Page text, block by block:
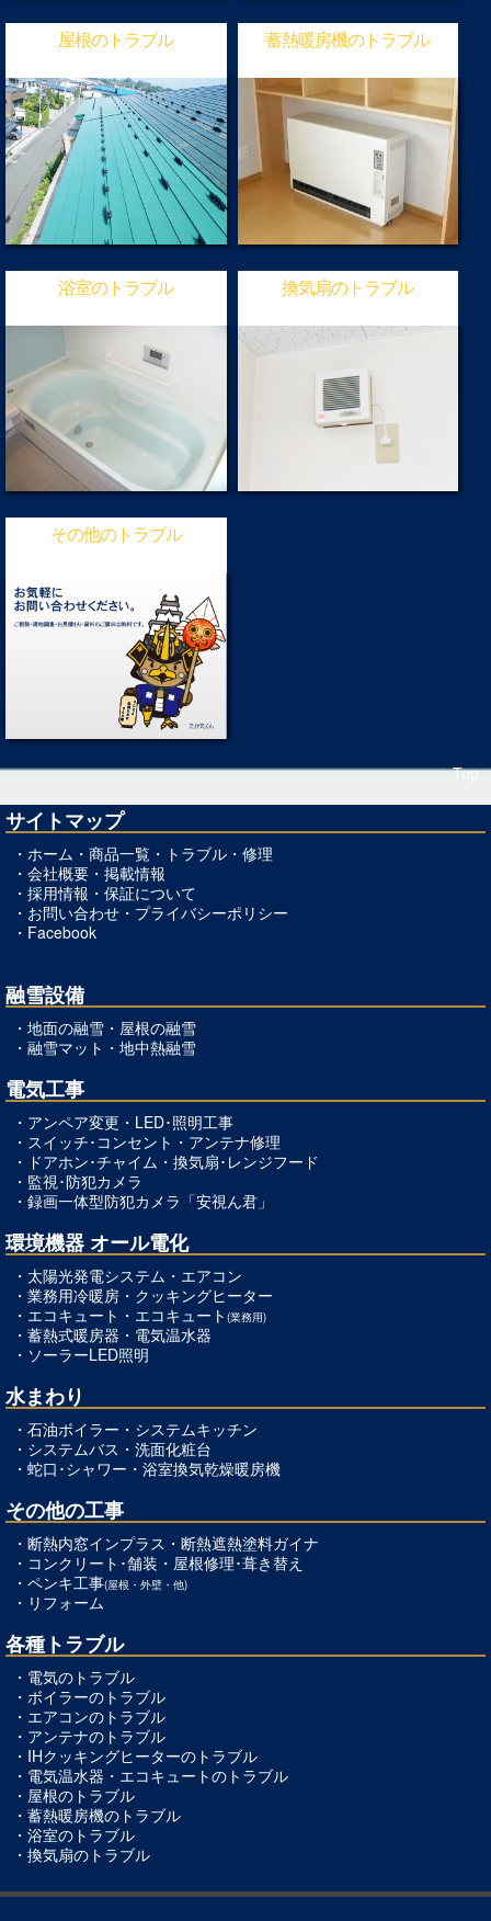
屋根のトラブル 蓄熱暖房機のトラブル
浴室のトラブル 換気扇のトラブル
その他のトラブル
Top
サイトマップ
・ ホーム ・ 商品一覧 ・ トラブル・修理
・ 会社概要 ・ 掲載情報
・ 採用情報 ・ 保証について
・ お問い合わせ ・ プライバシーポリシー
・ Facebook
融雪設備
・ 地面の融雪 ・ 屋根の融雪
・ 融雪マット ・ 地中熱融雪
電気工事
・ アンペア変更 ・ LED･照明工事
・ スイッチ･コンセント ・ アンテナ修理
・ ドアホン･チャイム ・ 換気扇･レンジフード
・ 監視･防犯カメラ
・ 録画一体型防犯カメラ「安視ん君」
環境機器 オール電化
・太陽光発電システム・ エアコン
・ 業務用冷暖房 ・ クッキングヒーター
・ エコキュート ・ エコキュート (業務用)
・ 蓄熱式暖房器 ・ 電気温水器
・ ソーラーLED照明
水まわり
・ 石油ボイラー ・ システムキッチン
・ システムバス ・ 洗面化粧台
・ 蛇口･シャワー ・ 浴室換気乾燥暖房機
その他の工事
・ 断熱内窓インプラス ・ 断熱遮熱塗料ガイナ
・ コンクリート･舗装 ・ 屋根修理･葺き替え
・ ペンキ工事(屋根・外壁・他)
・ リフォーム
各種トラブル
・ 電気のトラブル
・ ボイラーのトラブル
・ エアコンのトラブル
・ アンテナのトラブル
・ IHクッキングヒーターのトラブル
・ 電気温水器・エコキュートのトラブル
・ 屋根のトラブル
・ 蓄熱暖房機のトラブル
・ 浴室のトラブル
・ 換気扇のトラブル